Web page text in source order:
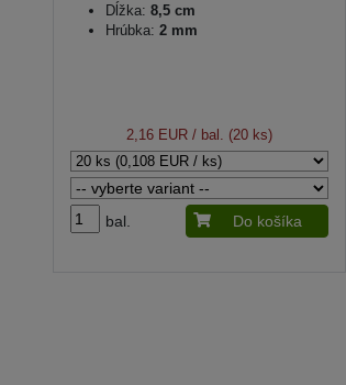
Dĺžka: 8,5 cm
Hrúbka: 2 mm
2,16 EUR/ bal. (20 ks)
bal. Do košíka